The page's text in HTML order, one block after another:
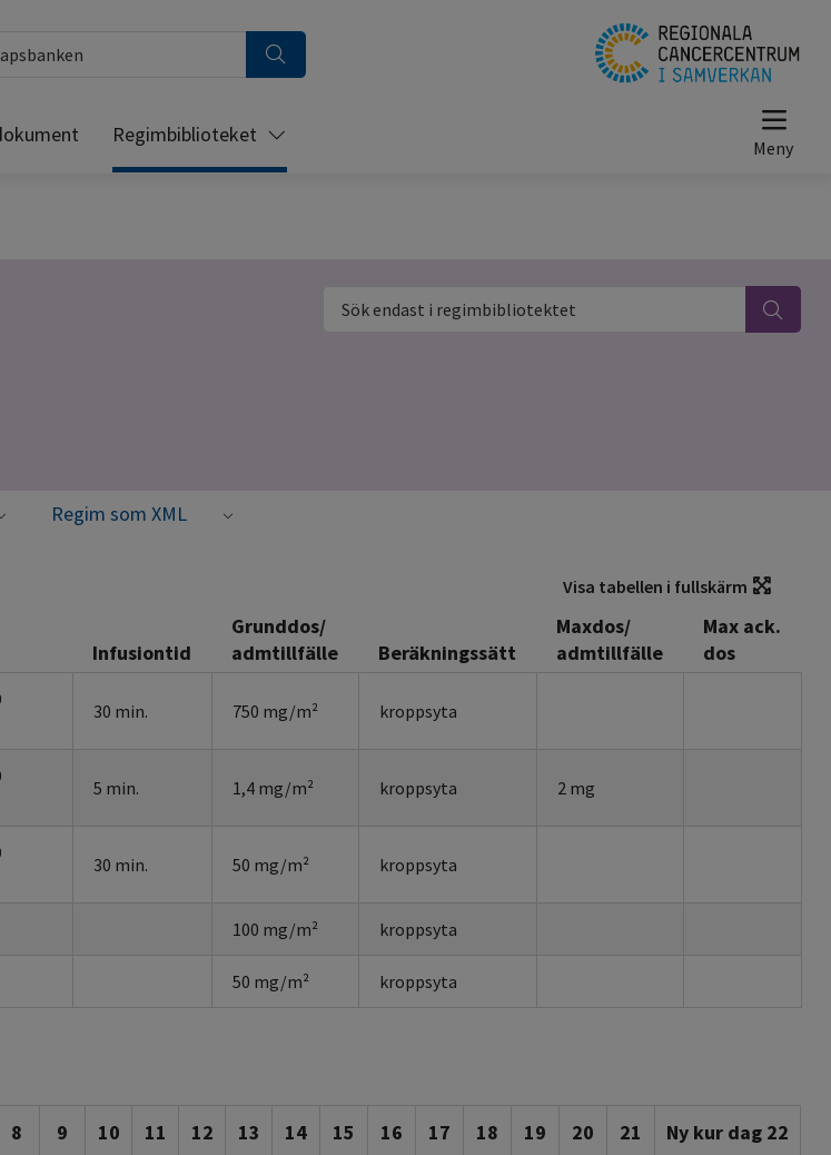
Regimbiblioteket
Sök endast i regimbibliotektet
Regim som XML
Visa tabellen i fullskärm
Infusiontid
Grunddos/
admtillfälle
Beräkningssätt
Maxdos/
admtillfälle
Max ack.
dos
30 min. 750 mg/m² kroppsyta
5 min. 1,4 mg/m² kroppsyta 2 mg
30 min. 50 mg/m² kroppsyta
100 mg/m² kroppsyta
50 mg/m² kroppsyta
8 9 10 11 12 13 14 15 16 17 18 19 20 21 Ny kur dag 22